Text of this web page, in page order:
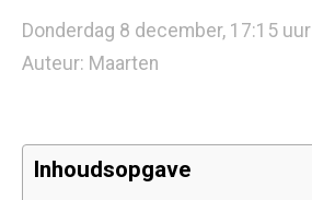
Donderdag 8 december, 17:15 uur
Auteur: Maarten
Inhoudsopgave